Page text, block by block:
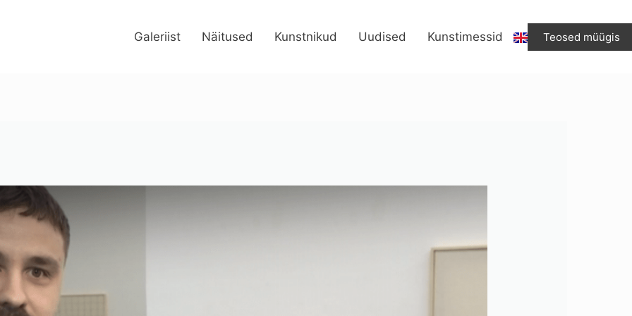
Galeriist Näitused Kunstnikud Uudised Kunstimessid Teosed müügis